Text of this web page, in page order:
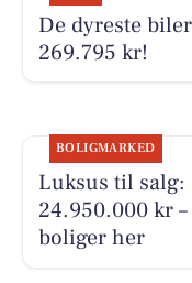
De dyreste
269.795 kr!
BOLIGMARKED
Luksus til salg:
24.950.000 kr
boliger her